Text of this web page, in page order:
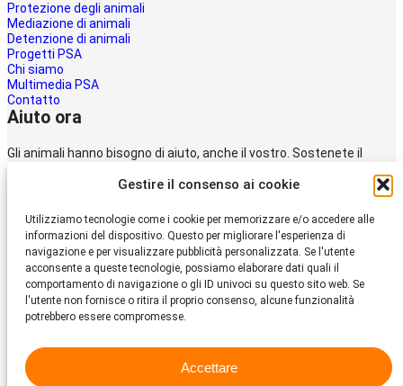
Gestire il consenso ai cookie
Utilizziamo tecnologie come i cookie per memorizzare e/o accedere alle
informazioni del dispositivo. Questo per migliorare l'esperienza di
navigazione e per visualizzare pubblicità personalizzata. Se l'utente
acconsente a queste tecnologie, possiamo elaborare dati quali il
comportamento di navigazione o gli ID univoci su questo sito web. Se
l'utente non fornisce o ritira il proprio consenso, alcune funzionalità
potrebbero essere compromesse.
Accettare
Protezione degli animali
Mediazione di animali
Detenzione di animali
Progetti PSA
Chi siamo
Multimedia PSA
Contatto
Aiuto ora
Gli animali hanno bisogno di aiuto, anche il vostro. Sostenete il
Protezione svizzera degli animali PSA.
Donare
Protezione Svizzera
degli Animali PSA
Dornacherstrasse 101
CH-4053 Basilea
Telefono 058 510 64 00
psa@protezione-animali.com